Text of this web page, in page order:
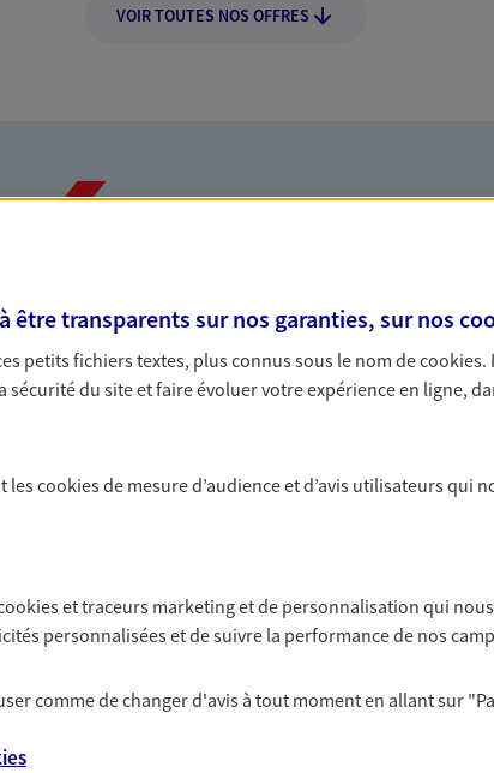
VOIR TOUTES NOS OFFRES
la durée et la
de vie tout au long de
notre métier : dans
apprenant à vous
solutions.
entreprises
votre activité, vos
offres Assurance &
être transparents sur nos garanties, sur nos
petits fichiers textes, plus connus sous le nom decookies.
du site et faire évoluer votre expérience en ligne,
lescookiesde mesure d’audience et d’avis utilisateurs qui
et traceurs marketing et de personnalisation qui
personnalisées et de suivre la performance de nos
comme de changer d'avis à tout moment en allant sur